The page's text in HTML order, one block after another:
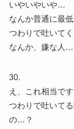
いやいやいや…
なんか普通に最
つわりで吐いて
なんか、嫌な人…
30.
え、これ相当で
つわりで吐いて
の…？